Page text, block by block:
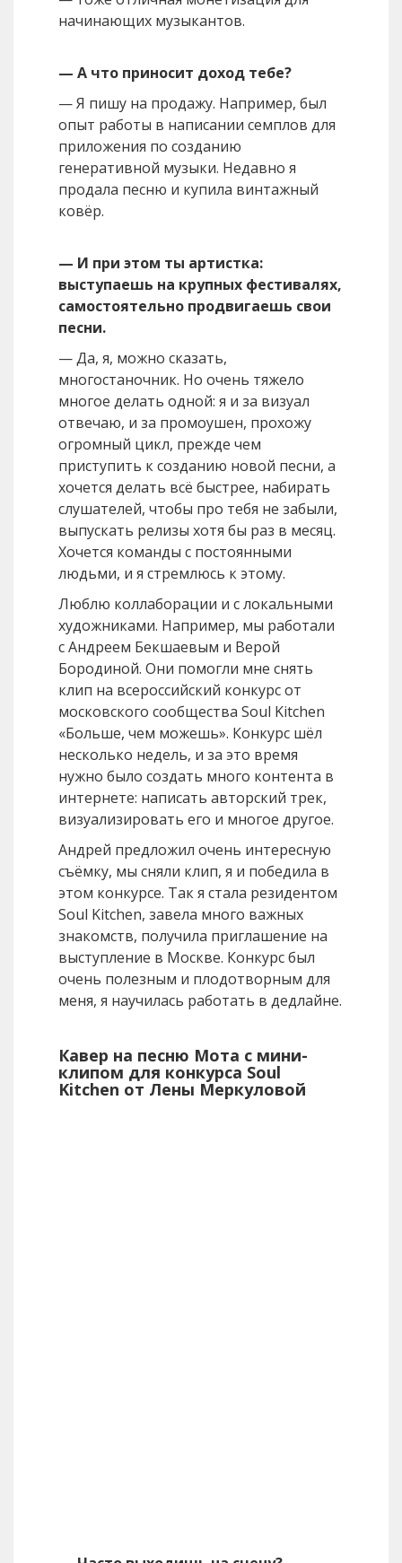
начинающих музыкантов.
— А что приносит доход тебе?
— Я пишу на продажу. Например, был
опыт работы в написании семплов для
приложения по созданию
генеративной музыки. Недавно я
продала песню и купила винтажный
ковёр.
— И при этом ты артистка:
выступаешь на крупных фестивалях,
самостоятельно продвигаешь свои
песни.
— Да, я, можно сказать,
многостаночник. Но очень тяжело
многое делать одной: я и за визуал
отвечаю, и за промоушен, прохожу
огромный цикл, прежде чем
приступить к созданию новой песни, а
хочется делать всё быстрее, набирать
слушателей, чтобы про тебя не забыли,
выпускать релизы хотя бы раз в месяц.
Хочется команды с постоянными
людьми, и я стремлюсь к этому.
Люблю коллаборации и с локальными
художниками. Например, мы работали
с Андреем Бекшаевым и Верой
Бородиной. Они помогли мне снять
клип на всероссийский конкурс от
московского сообщества Soul Kitсhen
«Больше, чем можешь». Конкурс шёл
несколько недель, и за это время
нужно было создать много контента в
интернете: написать авторский трек,
визуализировать его и многое другое.
Андрей предложил очень интересную
съёмку, мы сняли клип, я и победила в
этом конкурсе. Так я стала резидентом
Soul Kitchen, завела много важных
знакомств, получила приглашение на
выступление в Москве. Конкурс был
очень полезным и плодотворным для
меня, я научилась работать в дедлайне.
Кавер на песню Мота с мини-
клипом для конкурса Soul
Kitchen от Лены Меркуловой